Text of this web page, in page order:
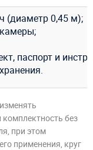
(диаметр 0,45 м);
паспорт и
комплектность без
при этом
применения, круг